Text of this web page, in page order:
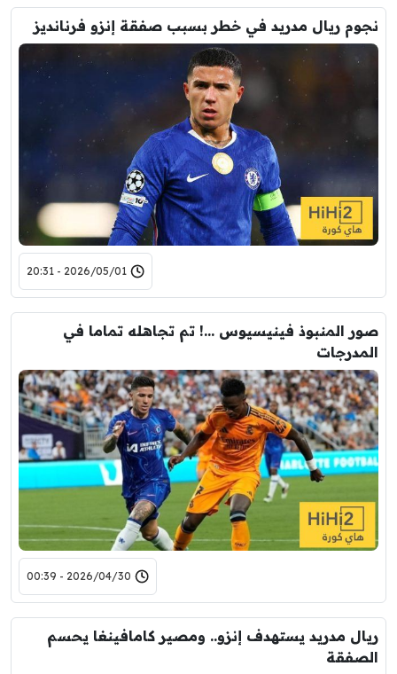
نجوم ريال مدريد في خطر بسبب صفقة إنزو فرنانديز
2026/05/01 - 20:31
صور المنبوذ فينيسيوس …! تم تجاهله تماما في
المدرجات
2026/04/30 - 00:39
ريال مدريد يستهدف إنزو.. ومصير كامافينغا يحسم
الصفقة